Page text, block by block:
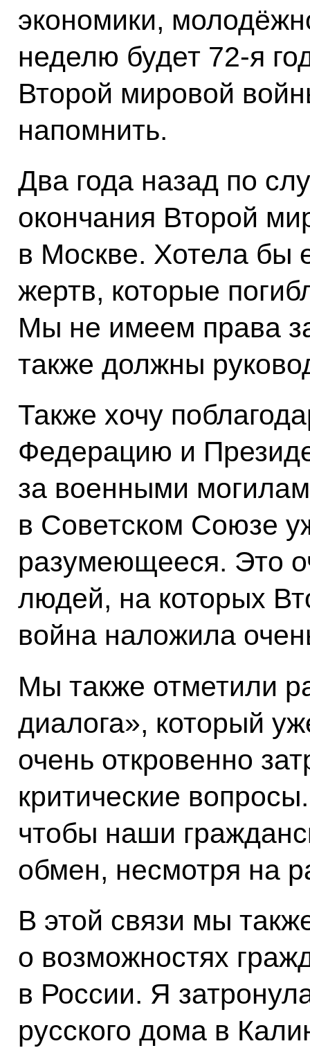
экономики,
неделю будет 72-я
Второй мировой
напомнить.
Два года назад по
окончания Второй
в Москве. Хотела бы
жертв, которые
Мы не имеем права
также должны
Также хочу
Федерацию и
за военными
в Советском Союзе
разумеющееся. Это
людей, на которых
война наложила
Мы также отметили
диалога», который
очень откровенно
критические
чтобы наши
обмен, несмотря на
В этой связи мы
о возможностях
в России. Я
русского дома в